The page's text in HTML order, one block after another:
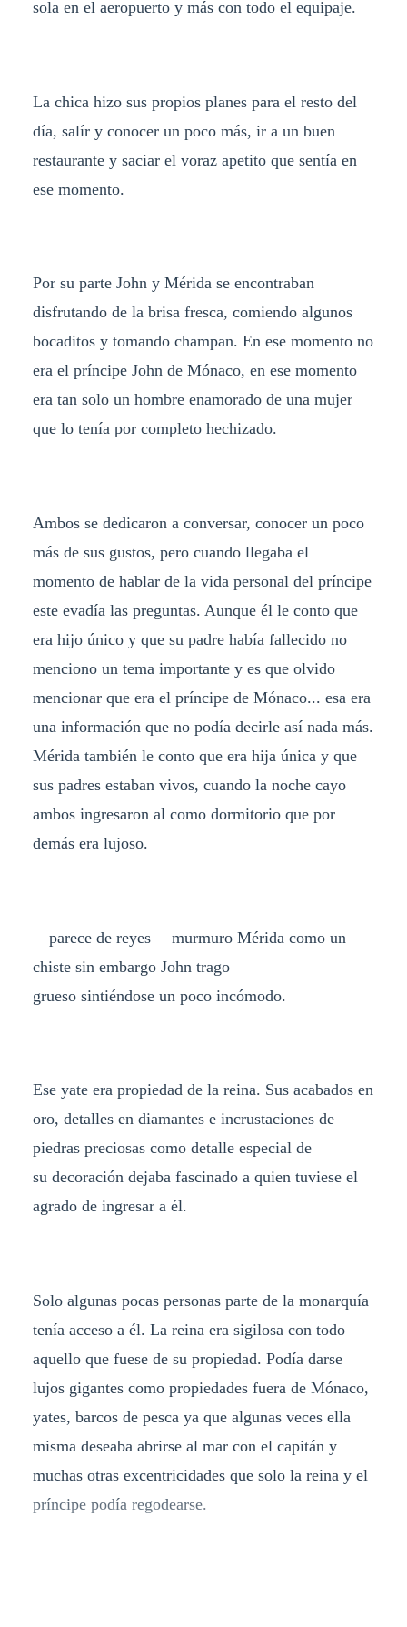
sola en el aeropuerto y más con todo el equipaje.
La chica hizo sus propios planes para el resto del
día, salír y conocer un poco más, ir a un buen
restaurante y saciar el voraz apetito que sentía en
ese momento.
Por su parte John y Mérida se encontraban
disfrutando de la brisa fresca, comiendo algunos
bocaditos y tomando champan. En ese momento no
era el príncipe John de Mónaco, en ese momento
era tan solo un hombre enamorado de una mujer
que lo tenía por completo hechizado.
Ambos se dedicaron a conversar, conocer un poco
más de sus gustos, pero cuando llegaba el
momento de hablar de la vida personal del príncipe
este evadía las preguntas. Aunque él le conto que
era hijo único y que su padre había fallecido no
menciono un tema importante y es que olvido
mencionar que era el príncipe de Mónaco... esa era
una información que no podía decirle así nada más.
Mérida también le conto que era hija única y que
sus padres estaban vivos, cuando la noche cayo
ambos ingresaron al como dormitorio que por
demás era lujoso.
—parece de reyes— murmuro Mérida como un
chiste sin embargo John trago
grueso sintiéndose un poco incómodo.
Ese yate era propiedad de la reina. Sus acabados en
oro, detalles en diamantes e incrustaciones de
piedras preciosas como detalle especial de
su decoración dejaba fascinado a quien tuviese el
agrado de ingresar a él.
Solo algunas pocas personas parte de la monarquía
tenía acceso a él. La reina era sigilosa con todo
aquello que fuese de su propiedad. Podía darse
lujos gigantes como propiedades fuera de Mónaco,
yates, barcos de pesca ya que algunas veces ella
misma deseaba abrirse al mar con el capitán y
muchas otras excentricidades que solo la reina y el
príncipe podía regodearse.